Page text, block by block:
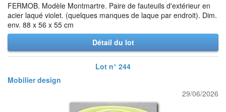
FERMOB. Modèle Montmartre. Paire de fauteuils d'extérieur en
acier laqué violet. (quelques manques de laque par endroit). Dim.
env. 88 x 56 x 55 cm
Détail du lot
Lot n° 244
Mobilier design
29/06/2026